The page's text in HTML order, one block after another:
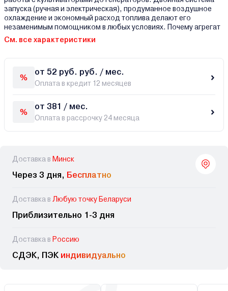
запуска (ручная и электрическая), продуманное воздушное
охлаждение и экономный расход топлива делают его
незаменимым помощником в любых условиях. Почему агрегат
См. все характеристики
от 52 руб. руб. / мес.
Оплата в кредит 12 месяцев
от 381 / мес.
Оплата в рассрочку 24 месяца
Доставка в Минск
Через 3 дня, Бесплатно
Доставка в Любую точку Беларуси
Приблизительно 1-3 дня
Доставка в Россию
СДЭК, ПЭК индивидуально